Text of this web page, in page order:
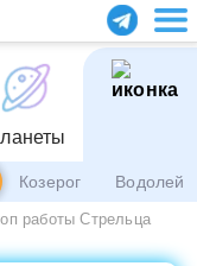
Козерог Водолей
работы Стрельца